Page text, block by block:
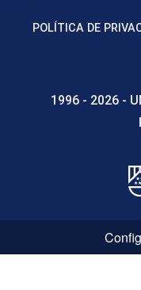
POLÍTICA DE
1996 - 2026 -